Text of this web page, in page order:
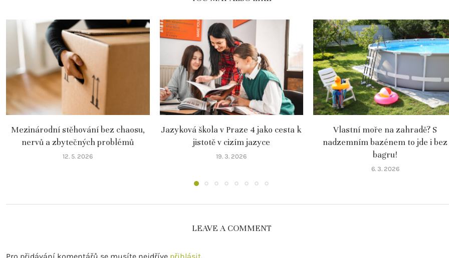
Mezinárodní stěhování bez chaosu,
nervů a zbytečných problémů
12. 5. 2026
Jazyková škola v Praze 4 jako cesta k
jistotě v cizím jazyce
19. 3. 2026
Vlastní moře na zahradě? S
nadzemním bazénem to jde i bez
bagru!
6. 3. 2026
LEAVE A COMMENT